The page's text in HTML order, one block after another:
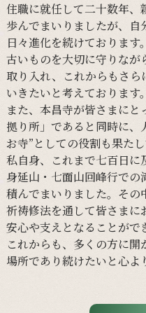
住職に就任して二十数年、
歩んでまいりましたが、 自
日々進化を続けております。
古いものを大切に守りなが
取り入れ、
これからも さら
いきたいと考えております。
また、 本昌寺が皆さまにと
拠り所」であると同時に、
お寺”と しての役割も果た
私自身、
これまで七百日に
身延山・ 七面山回峰行での
積んでまいりました。 その
祈祷修法を通して皆さまに
安心や支えとなる ことがで
これからも、 多くの方に開
場所であり続けたいと心よ